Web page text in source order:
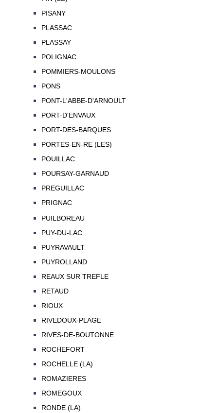
PISANY
PLASSAC
PLASSAY
POLIGNAC
POMMIERS-MOULONS
PONS
PONT-L'ABBE-D'ARNOULT
PORT-D'ENVAUX
PORT-DES-BARQUES
PORTES-EN-RE (LES)
POUILLAC
POURSAY-GARNAUD
PREGUILLAC
PRIGNAC
PUILBOREAU
PUY-DU-LAC
PUYRAVAULT
PUYROLLAND
REAUX SUR TREFLE
RETAUD
RIOUX
RIVEDOUX-PLAGE
RIVES-DE-BOUTONNE
ROCHEFORT
ROCHELLE (LA)
ROMAZIERES
ROMEGOUX
RONDE (LA)